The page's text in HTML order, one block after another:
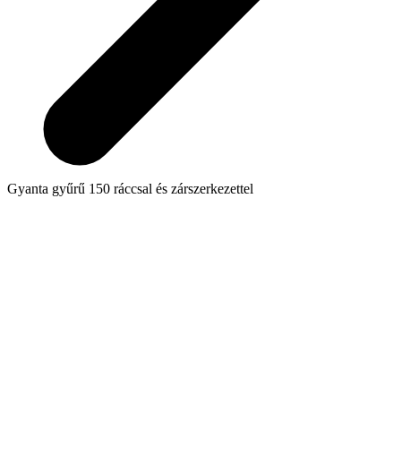
Gyanta gyűrű 150 ráccsal és zárszerkezettel